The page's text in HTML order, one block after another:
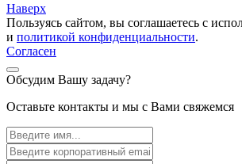
Наверх
Пользуясь сайтом, вы соглашаетесь с
и политикой конфиденциальности.
Согласен
Обсудим Вашу задачу?
Оставьте контакты и мы с Вами свяжемся